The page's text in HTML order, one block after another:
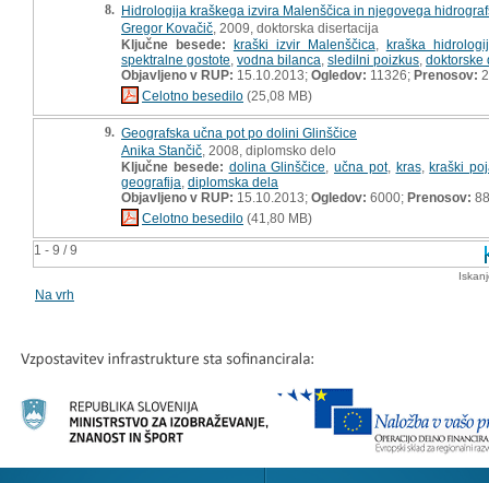
1 - 9 / 9
8. Hidrologija kraškega izvira Malenščica in njegovega
Gregor Kovačič , 2009, doktorska disertacija
Ključne besede: kraški izvir Malenščica
kraška
spektralne gostote vodna bilanca sledilni poizkus doktorske
Objavljeno v RUP: 15.10.2013; Ogledov: 11326; Prenosov:
Celotno besedilo (25,08 MB)
9. Geografska učna pot po dolini Glinščice
Anika Stančič , 2008, diplomsko delo
Ključne besede: dolina Glinščice učna pot, kras,kraški
geografija diplomska dela
Objavljeno v RUP: 15.10.2013; Ogledov: 6000; Prenosov: 88
Celotno besedilo (41,80 MB)
Na vrh